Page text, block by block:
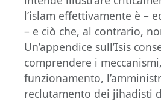
l’islam effettivamente è –
– e ciò che, al contrario,
Un’appendice sull’Isis
comprendere i
funzionamento,
reclutamento dei jihadisti